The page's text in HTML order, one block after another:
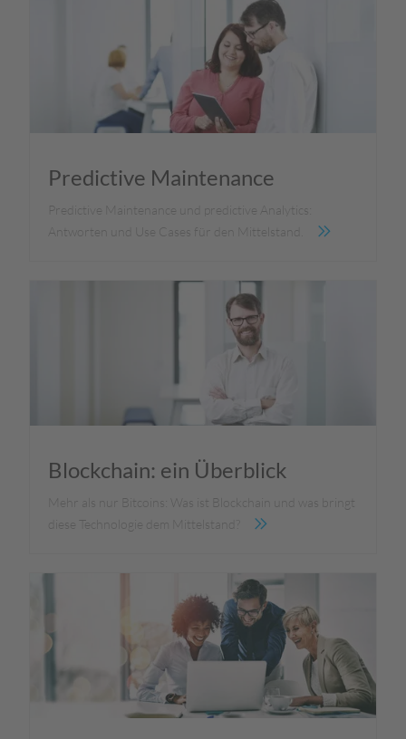
Predictive Maintenance
Predictive Maintenance und predictive Analytics:
Antworten und Use Cases für den Mittelstand.
Blockchain: ein Überblick
Mehr als nur Bitcoins: Was ist Blockchain und was bringt
diese Technologie dem Mittelstand?